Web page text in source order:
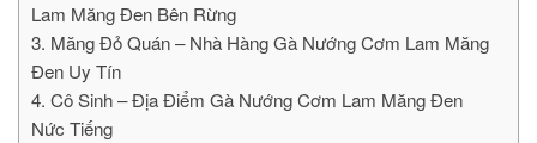
Lam Măng Đen Bên Rừng
3. Măng Đỏ Quán – Nhà Hàng Gà Nướng Cơm Lam Măng
Đen Uy Tín
4. Cô Sinh – Địa Điểm Gà Nướng Cơm Lam Măng Đen
Nức Tiếng